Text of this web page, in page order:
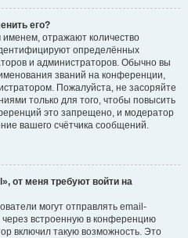
его?
отражают количество
определённых
и администраторов. Обычно вы
званий на конференции,
Пожалуйста, не засоряйте
только для того, чтобы повысить
это запрещено, и модератор
вашего счётчика сообщений.
от меня требуют войти на
могут отправлять email-
встроенную в конференцию
включил такую возможность. Это